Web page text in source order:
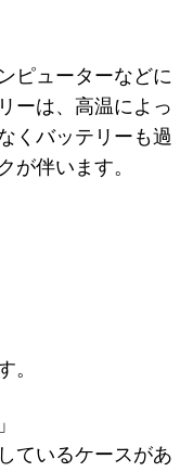
ピューターなどに
ーは、高温によっ
くバッテリーも過
が伴います。
。
ているケースがあ